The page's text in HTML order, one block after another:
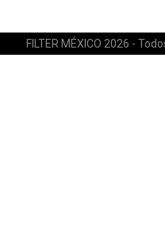
FILTER MÉXICO 2026 -